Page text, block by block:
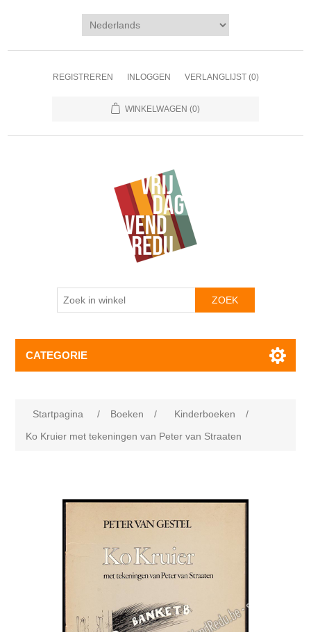
REGISTREREN INLOGGEN VERLANGLIJST (0)
WINKELWAGEN (0)
CATEGORIE
Startpagina / Boeken / Kinderboeken
/
Ko Kruier met tekeningen van Peter van Straaten